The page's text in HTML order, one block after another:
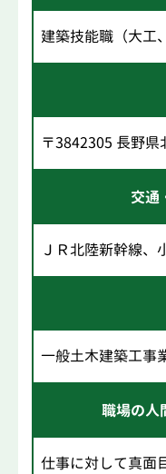
建築技能職（大工
〒3842305 長野
交通
ＪＲ北陸新幹線
一般土木建築工事
職場の人
仕事に対して真面